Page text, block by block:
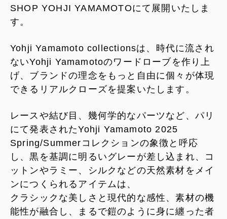
SHOP YOHJI YAMAMOTOにて展開いたしま
す。
Yohji Yamamoto collectionsは、時代に流され
ないYohji Yamamotoのワードローブを作り上
げ、ブランドの理念をもっと自由に個々が体現
できるリアルクローズを提案いたします。
レースや結び目、幾何学的なパーツなど、パリ
にて発表されたYohji Yamamoto 2025
Spring/Summerコレクションの象徴と呼応
し、黒を基調に明るいグレーが差し込まれ、コ
ットンやラミー、シルクなどの天然素材をメイ
ンにつくられるアイテムは、
クラシックな美しさと現代的な感性、素材の機
能性が融合し、まるで鎧のように身に纏った者